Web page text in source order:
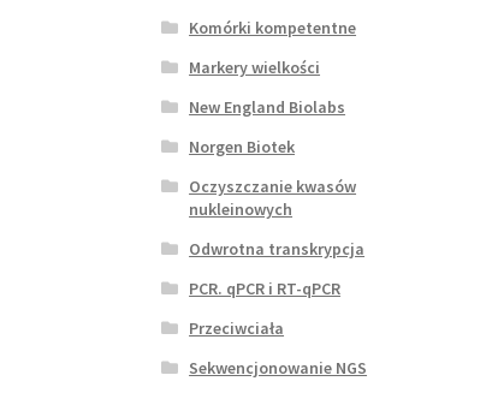
Komórki kompetentne
Markery wielkości
New England Biolabs
Norgen Biotek
Oczyszczanie kwasów
nukleinowych
Odwrotna transkrypcja
PCR. qPCR i RT-qPCR
Przeciwciała
Sekwencjonowanie NGS